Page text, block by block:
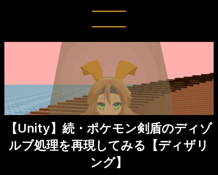
【Unity】続・ポケモン剣盾のディゾ
ルブ処理を再現してみる【ディザリ
ング】